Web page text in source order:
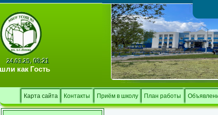
24.03.25, 08:21
как Гость
Карта сайта Контакты Приём в школу План работы